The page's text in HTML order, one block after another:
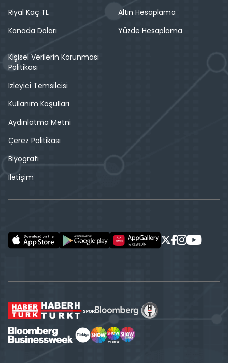
Riyal Kaç TL
Kanada Doları
Altın Hesaplama
Yüzde Hesaplama
Kişisel Verilerin Korunması
Politikası
İzleyici Temsilcisi
Kullanım Koşulları
Aydınlatma Metni
Çerez Politikası
Biyografi
İletişim